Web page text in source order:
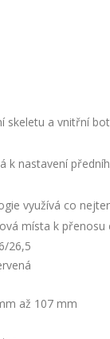
skeletu a vnitřní
k nastavení
využívá co
místa k přenosu
26,5
až 107 mm